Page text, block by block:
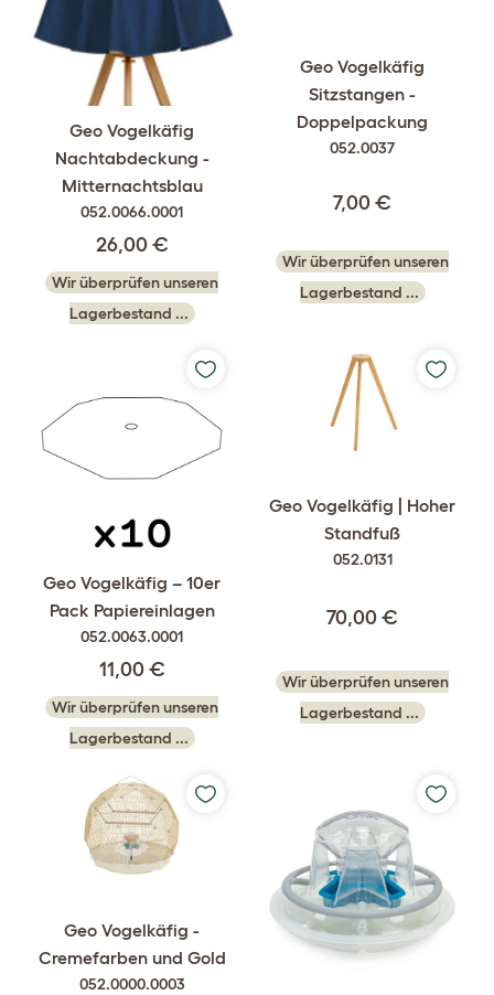
Geo Vogelkäfig
Nachtabdeckung -
Mitternachtsblau
052.0066.0001
26,00 €
Wir überprüfen unseren
Lagerbestand ...
Geo Vogelkäfig
Sitzstangen -
Doppelpackung
052.0037
7,00 €
Wir überprüfen unseren
Lagerbestand ...
Geo Vogelkäfig – 10er
Pack Papiereinlagen
052.0063.0001
11,00 €
Wir überprüfen unseren
Lagerbestand ...
Geo Vogelkäfig | Hoher
Standfuß
052.0131
70,00 €
Wir überprüfen unseren
Lagerbestand ...
Geo Vogelkäfig -
Cremefarben und Gold
052.0000.0003